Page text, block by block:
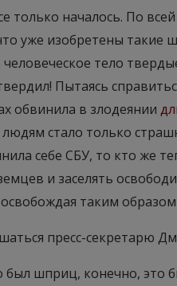
только началось. По
уже изобретены
тело
Пытаясь
обвинила в злодеянии
стало только
себе СБУ, то кто же
и заселять
таким
пресс-секретарю
был шприц, конечно, это